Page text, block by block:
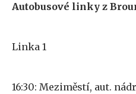
Autobusové linky z
Linka 1
16:30: Meziměstí, aut.